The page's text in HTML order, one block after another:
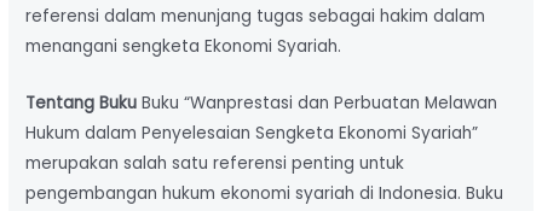
referensi dalam menunjang tugas sebagai hakim dalam
menangani sengketa Ekonomi Syariah.
Tentang Buku Buku “Wanprestasi dan Perbuatan Melawan
Hukum dalam Penyelesaian Sengketa Ekonomi Syariah”
merupakan salah satu referensi penting untuk
pengembangan hukum ekonomi syariah di Indonesia. Buku